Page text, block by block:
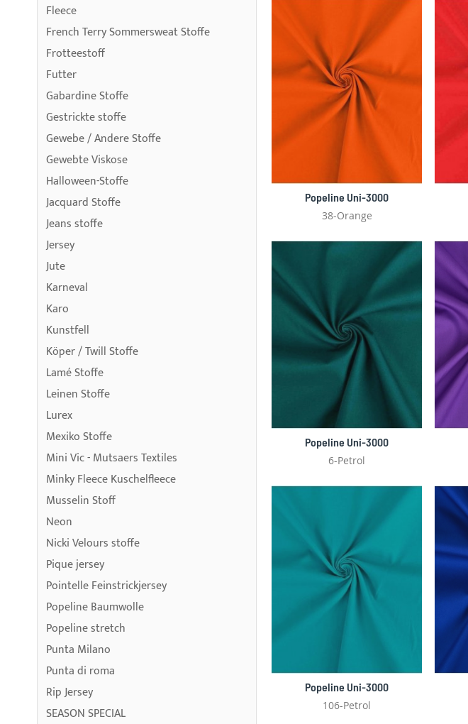
Popeline Uni-3000
38-Orange
Popeline Uni-3000
6-Petrol
Popeline Uni-3000
106-Petrol
Fleece
French Terry Sommersweat Stoffe
Frotteestoff
Futter
Gabardine Stoffe
Gestrickte stoffe
Gewebe / Andere Stoffe
Gewebte Viskose
Halloween-Stoffe
Jacquard Stoffe
Jeans stoffe
Jersey
Jute
Karneval
Karo
Kunstfell
Köper / Twill Stoffe
Lamé Stoffe
Leinen Stoffe
Lurex
Mexiko Stoffe
Mini Vic - Mutsaers Textiles
Minky Fleece Kuschelfleece
Musselin Stoff
Neon
Nicki Velours stoffe
Pique jersey
Pointelle Feinstrickjersey
Popeline Baumwolle
Popeline stretch
Punta Milano
Punta di roma
Rip Jersey
SEASON SPECIAL